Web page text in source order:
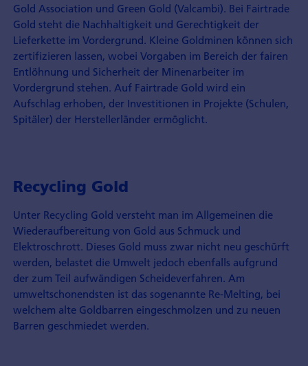
Gold Association und Green Gold (Valcambi). Bei Fairtrade
Gold steht die Nachhaltigkeit und Gerechtigkeit der
Lieferkette im Vordergrund. Kleine Goldminen können sich
zertifizieren lassen, wobei Vorgaben im Bereich der fairen
Entlöhnung und Sicherheit der Minenarbeiter im
Vordergrund stehen. Auf Fairtrade Gold wird ein
Aufschlag erhoben, der Investitionen in Projekte (Schulen,
Spitäler) der Herstellerländer ermöglicht.
Recycling Gold
Unter Recycling Gold versteht man im Allgemeinen die
Wiederaufbereitung von Gold aus Schmuck und
Elektroschrott. Dieses Gold muss zwar nicht neu geschürft
werden, belastet die Umwelt jedoch ebenfalls aufgrund
der zum Teil aufwändigen Scheideverfahren. Am
umweltschonendsten ist das sogenannte Re-Melting, bei
welchem alte Goldbarren eingeschmolzen und zu neuen
Barren geschmiedet werden.